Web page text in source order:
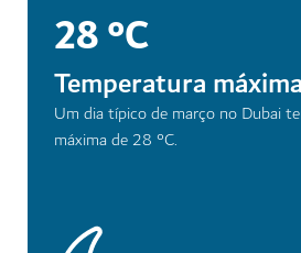
28 °C
Temperatura
Um dia típico de março no Dubai
máxima de 28 °C.